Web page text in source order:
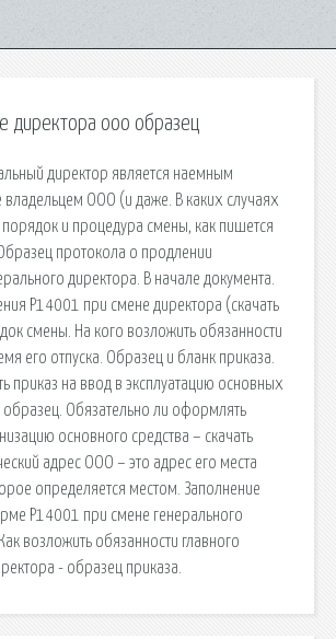
директора ооо образец
директор является наемным
владельцем ООО (и даже. В каких случаях
порядок и процедура смены, как пишется
протокола о продлении
директора. В начале документа.
Р14001 при смене директора (скачать
смены. На кого возложить обязанности
его отпуска. Образец и бланк приказа.
приказ на ввод в эксплуатацию основных
образец. Обязательно ли оформлять
основного средства – скачать
адрес ООО – это адрес его места
определяется местом. Заполнение
Р14001 при смене генерального
возложить обязанности главного
- образец приказа.